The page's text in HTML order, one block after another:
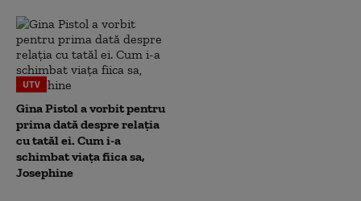
UTV
Gina Pistol a vorbit pentru
prima dată despre relația
cu tatăl ei. Cum i-a
schimbat viața fiica sa,
Josephine